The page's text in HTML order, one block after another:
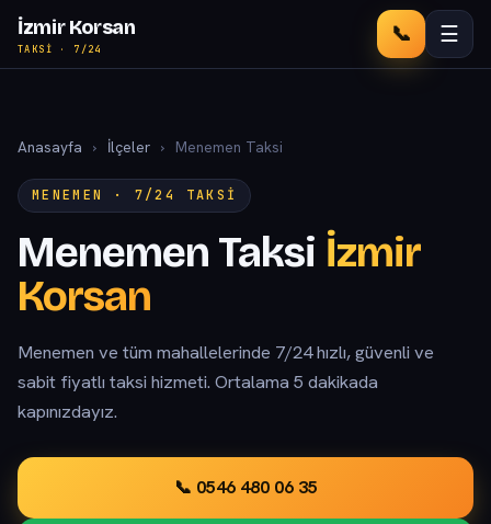
İzmir Korsan
TAKSI · 7/24
📞 ☰
Anasayfa › İlçeler › Menemen Taksi
MENEMEN · 7/24 TAKSI
Menemen Taksi İzmir
Korsan
Menemen ve tüm mahallelerinde 7/24 hızlı, güvenli ve
sabit fiyatlı taksi hizmeti. Ortalama 5 dakikada
kapınızdayız.
📞 0546 480 06 35